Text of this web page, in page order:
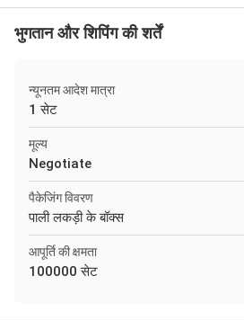
भुगतान और शिपिंग की शर्तें
न्यूनतम आदेश मात्रा
1 सेट
मूल्य
Negotiate
पैकेजिंग विवरण
पाली लकड़ी के बॉक्स
आपूर्ति की क्षमता
100000 सेट